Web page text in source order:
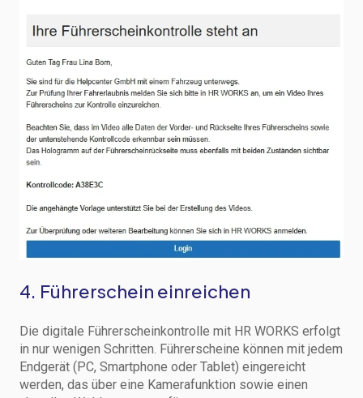
4. Führerschein einreichen
Die digitale Führerscheinkontrolle mit HR WORKS erfolgt
in nur wenigen Schritten. Führerscheine können mit jedem
Endgerät (PC, Smartphone oder Tablet) eingereicht
werden, das über eine Kamerafunktion sowie einen